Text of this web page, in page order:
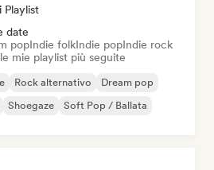
Playlist
date
popIndie folkIndie popIndie rock
mie playlist più seguite
Rock alternativo
Dream pop
Shoegaze Soft Pop / Ballata